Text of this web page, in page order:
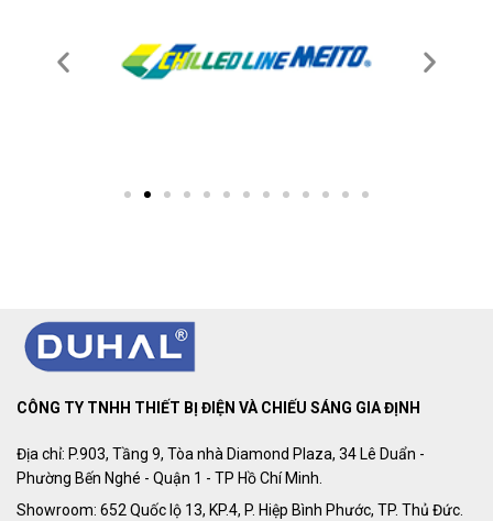
CÔNG TY TNHH THIẾT BỊ ĐIỆN VÀ CHIẾU SÁNG GIA ĐỊNH
Địa chỉ: P.903, Tầng 9, Tòa nhà Diamond Plaza, 34 Lê Duẩn -
Phường Bến Nghé - Quận 1 - TP Hồ Chí Minh.
Showroom: 652 Quốc lộ 13, KP.4, P. Hiệp Bình Phước, TP. Thủ Đức.